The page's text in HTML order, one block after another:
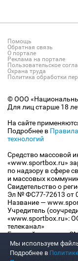
Помощь
Обратная связь
О портале
Реклама на портале
Пользовательское
Охрана труда
Политика обработки
© ООО
Для лиц старше 18
На сайте
Подробнее в
технологий
Средство массовой
«www.sportbox.ru»
по надзору в сфере
и массовых
Свидетельство о
Эл № ФС77-72613 от
Название —
Учредитель
«www.sportbox.ru»:
телеканал»
Главный редактор
Конов В.А.
Номер телефона
«www.sportbox.ru»:
Мы используем
Подробнее в